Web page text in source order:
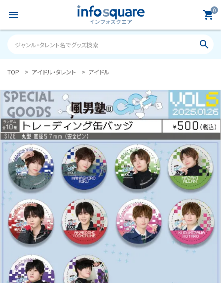
menu 0
shopping_cart
search
ACCOUNT MENU
ようこそ ゲスト 様
meeting_room ログイン person 新規会員登録
カテゴリーから探す
雑誌
S Cawaii! ME
声優写真集・フォトブック
声優グッズ
TOP アイドル・タレント アイドル